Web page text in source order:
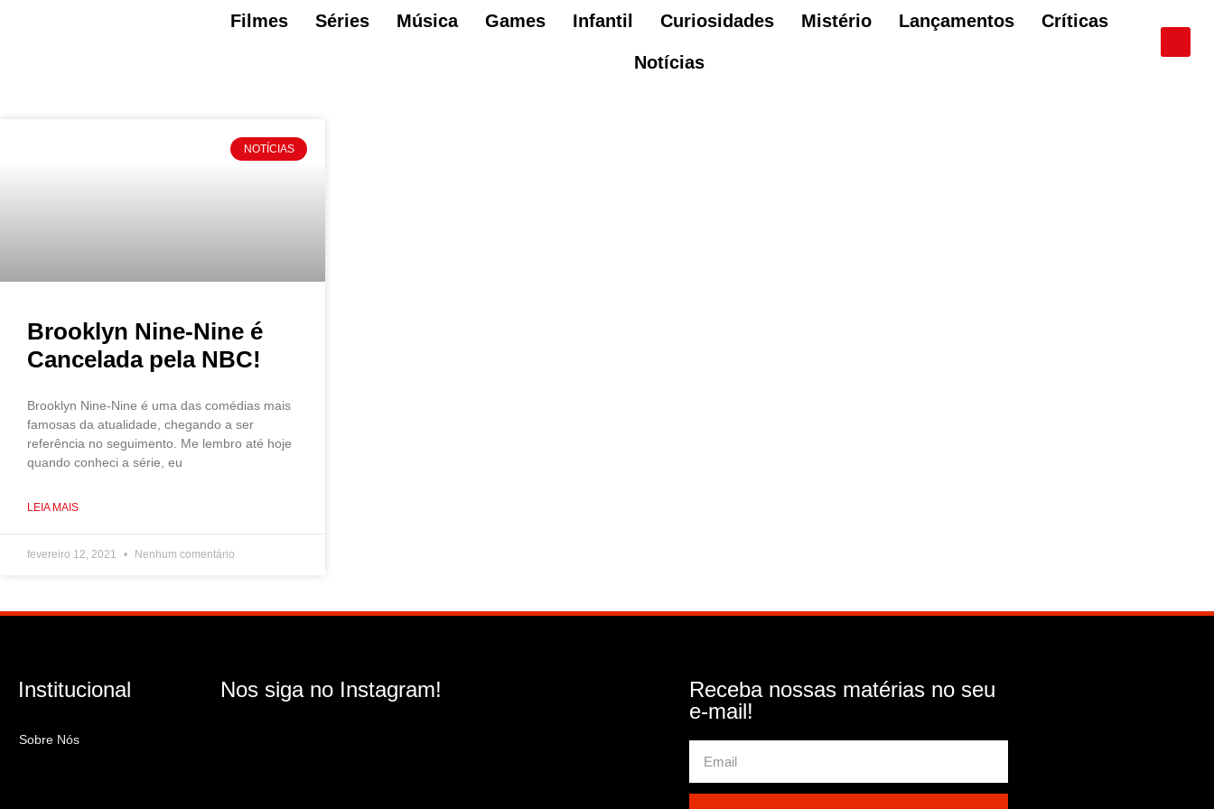
Filmes Séries Música Games Infantil Curiosidades Mistério Lançamentos Críticas
Notícias
NOTÍCIAS
Brooklyn Nine-Nine é
Cancelada pela NBC!
Brooklyn Nine-Nine é uma das comédias mais
famosas da atualidade, chegando a ser
referência no seguimento. Me lembro até hoje
quando conheci a série, eu
LEIA MAIS
fevereiro 12, 2021 Nenhum comentário
Institucional
Sobre Nós
Nos siga no Instagram!
Receba nossas matérias no seu
e-mail!